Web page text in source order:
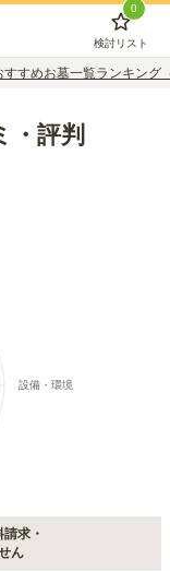
0
検討リスト
すすめお墓一覧ランキング
・評判
求・
ん